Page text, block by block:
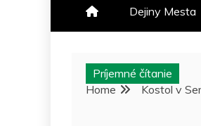
Dejiny Mesta
Príjemné čítanie
Home
Kostol v